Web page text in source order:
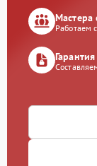
Мастера
Работаем